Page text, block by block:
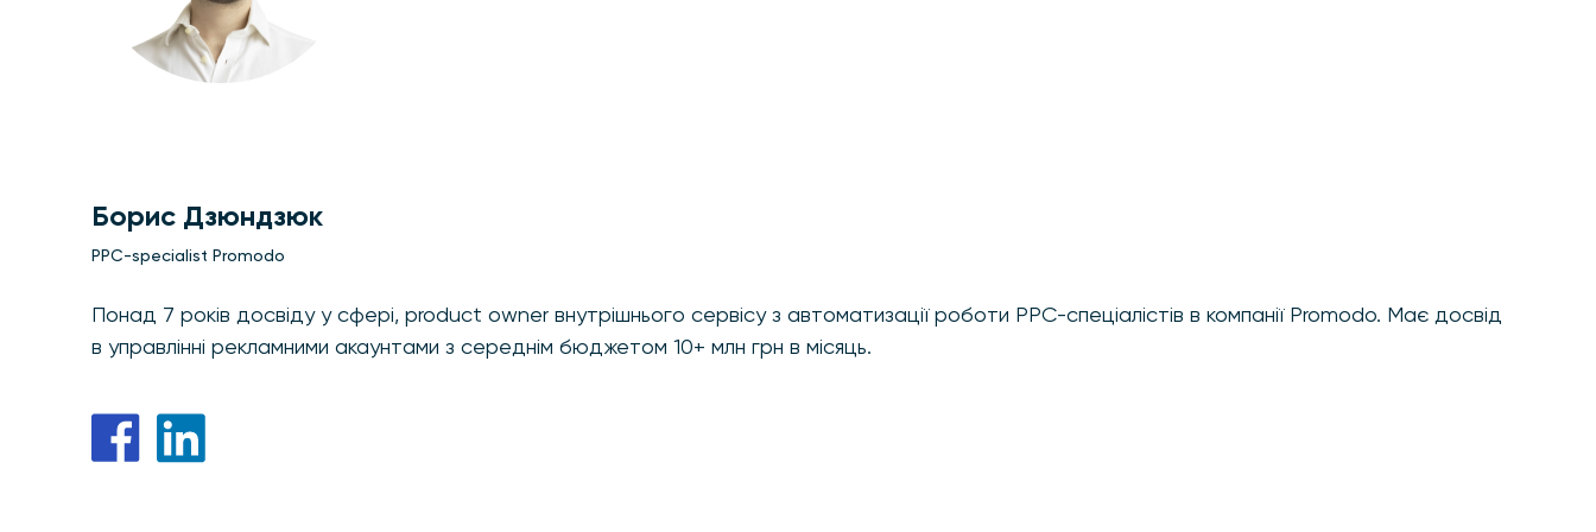
Борис Дзюндзюк
PPC-specialist Promodo
Понад 7 років досвіду у сфері, product owner внутрішнього сервісу з автоматизації роботи PPC-спеціалістів в компанії Promodo. Має досвід
в управлінні рекламними акаунтами з середнім бюджетом 10+ млн грн в місяць.